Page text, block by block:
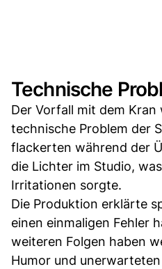
Technische
Der Vorfall mit dem
technische Problem der
flackerten während der
die Lichter im Studio,
Irritationen sorgte.
Die Produktion erklärte
einen einmaligen Fehler
weiteren Folgen haben
Humor und